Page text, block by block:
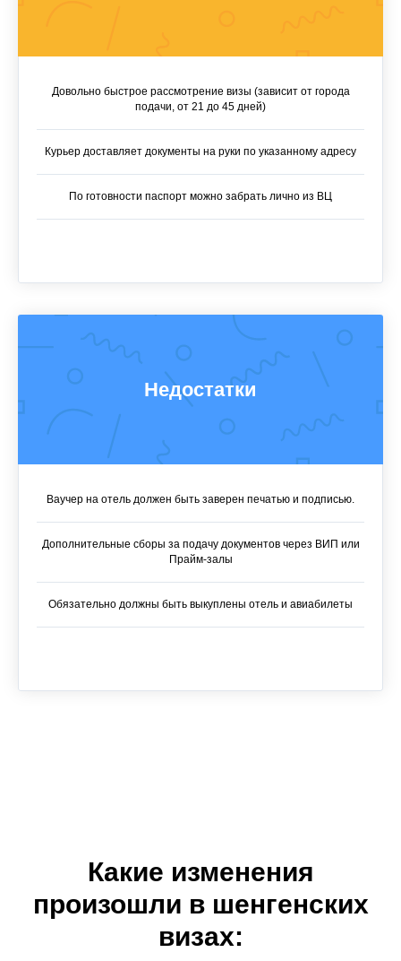
Довольно быстрое рассмотрение визы (зависит от города
подачи, от 21 до 45 дней)
Курьер доставляет документы на руки по указанному адресу
По готовности паспорт можно забрать лично из ВЦ
Недостатки
Ваучер на отель должен быть заверен печатью и подписью.
Дополнительные сборы за подачу документов через ВИП или
Прайм-залы
Обязательно должны быть выкуплены отель и авиабилеты
Какие изменения
произошли в шенгенских
визах: